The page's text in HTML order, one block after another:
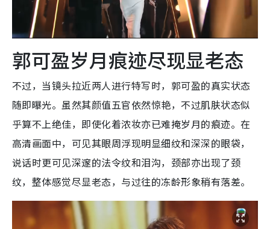
郭可盈岁月痕迹尽现显老态
不过，当镜头拉近两人进行特写时，郭可盈的真实状态
随即曝光。虽然其颜值五官依然惊艳，不过肌肤状态似
乎算不上绝佳，即使化着浓妆亦已难掩岁月的痕迹。在
高清画面中，可见其眼周浮现明显细纹和深深的眼袋，
说话时更可见深邃的法令纹和泪沟，颈部亦出现了颈
纹，整体感觉尽显老态，与过往的冻龄形象稍有落差。